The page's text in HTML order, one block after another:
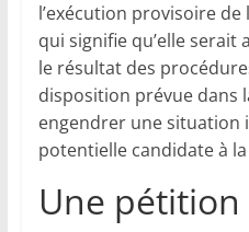
l’exécution provisoire de
qui signifie qu’elle
le résultat des
disposition prévue dans
engendrer une situation
potentielle candidate à
Une